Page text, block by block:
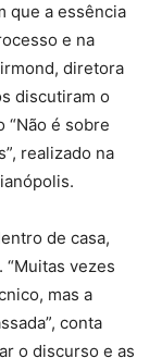
que a essência
e na
diretora
discutiram o
“Não é sobre
realizado na
de casa,
vezes
mas a
conta
o discurso e as